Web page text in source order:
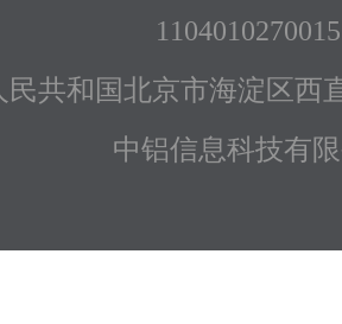
共和国北京市海淀区西
中铝信息科技有